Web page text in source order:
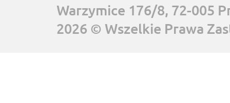
Warzymice 176/8, 72-005
2026 © Wszelkie Prawa